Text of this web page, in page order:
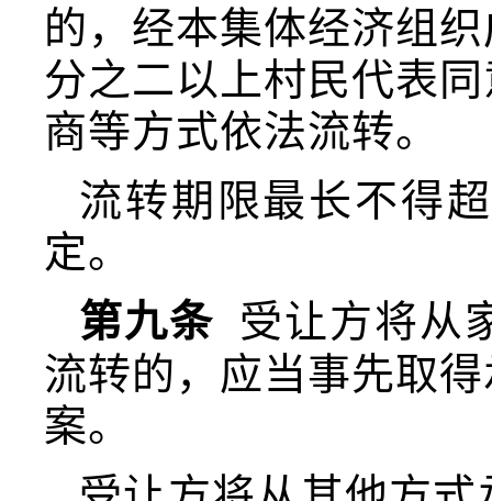
的，经本集体经济组
分之二以上村民代表
商等方式依法流转。
流转期限最长不得
定。
第九条
受让方将从
流转的，应当事先取
案。